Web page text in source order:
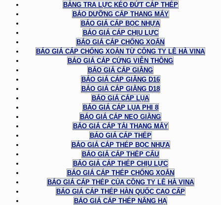
BẢNG TRA LỰC KÉO ĐỨT CÁP THÉP
BẢO DƯỠNG CÁP THANG MÁY
BÁO GIÁ CÁP BỌC NHỰA
BÁO GIÁ CÁP CHỊU LỰC
BÁO GIÁ CÁP CHỐNG XOẮN
BÁO GIÁ CÁP CHỐNG XOẮN TỪ CÔNG TY LÊ HÀ VINA
BÁO GIÁ CÁP CỨNG VIỄN THÔNG
BÁO GIÁ CÁP GIẰNG
BÁO GIÁ CÁP GIẰNG D16
BÁO GIÁ CÁP GIẰNG D18
BÁO GIÁ CÁP LỤA
BÁO GIÁ CÁP LỤA PHI 8
BÁO GIÁ CÁP NEO GIẰNG
BÁO GIÁ CÁP TẢI THANG MÁY
BÁO GIÁ CÁP THÉP
BÁO GIÁ CÁP THÉP BỌC NHỰA
BÁO GIÁ CÁP THÉP CẨU
BÁO GIÁ CÁP THÉP CHỊU LỰC
BÁO GIÁ CÁP THÉP CHỐNG XOẮN
BÁO GIÁ CÁP THÉP CỦA CÔNG TY LÊ HÀ VINA
BÁO GIÁ CÁP THÉP HÀN QUỐC CAO CẤP
BÁO GIÁ CÁP THÉP NÂNG HẠ